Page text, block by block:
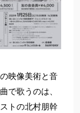
映像美術と音
で歌うのは、
トの北村朋幹